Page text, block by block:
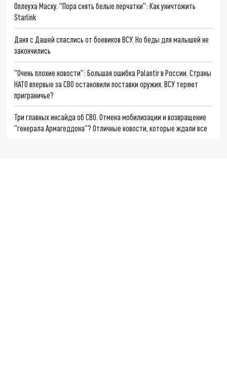
Оплеуха Маску. "Пора снять белые перчатки": Как уничтожить
Starlink
Даня с Дашей спаслись от боевиков ВСУ. Но беды для малышей не
закончились
"Очень плохие новости": Большая ошибка Palantir в России. Страны
НАТО впервые за СВО остановили поставки оружия. ВСУ теряют
приграничье?
Три главных инсайда об СВО. Отмена мобилизации и возвращение
"генерала Армагеддона"? Отличные новости, которые ждали все